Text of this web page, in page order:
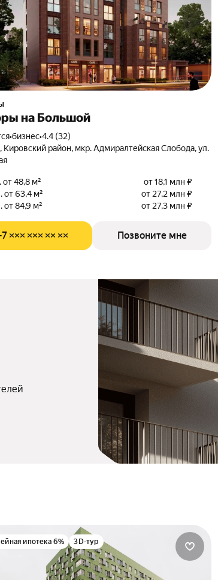
на Большой
•бизнес•4.4 (32)
Кировский район, мкр. Адмиралтейская Слобода, ул.
от 48,8 м²
от 18,1 млн ₽
от 63,4 м²
от 27,2 млн ₽
от 84,9 м²
от 27,3 млн ₽
××× ××× ×× ×× Позвоните мне
ипотека 6% 3D-тур